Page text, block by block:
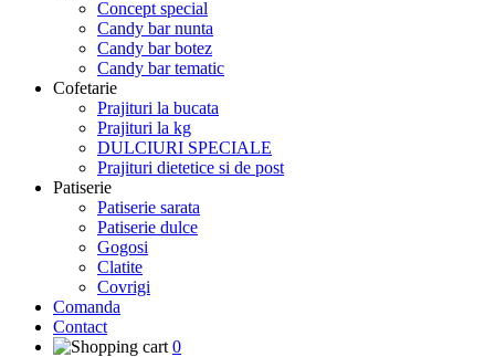
Concept special
Candy bar nunta
Candy bar botez
Candy bar tematic
Cofetarie
Prajituri la bucata
Prajituri la kg
DULCIURI SPECIALE
Prajituri dietetice si de post
Patiserie
Patiserie sarata
Patiserie dulce
Gogosi
Clatite
Covrigi
Comanda
Contact
0